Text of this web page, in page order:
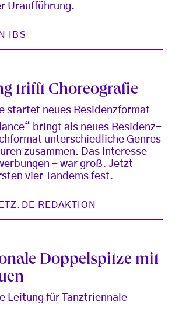
Uraufführung.
IBS
trifft Choreografie
startet neues Residenzformat
bringt als neues Residenz-
unterschiedliche Genres
zusammen. Das Interesse -
- war groß. Jetzt
vier Tandems fest.
REDAKTION
Doppelspitze mit
Leitung für Tanztriennale